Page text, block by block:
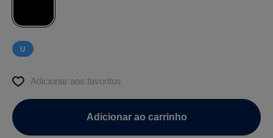
U
Adicionar aos favoritos